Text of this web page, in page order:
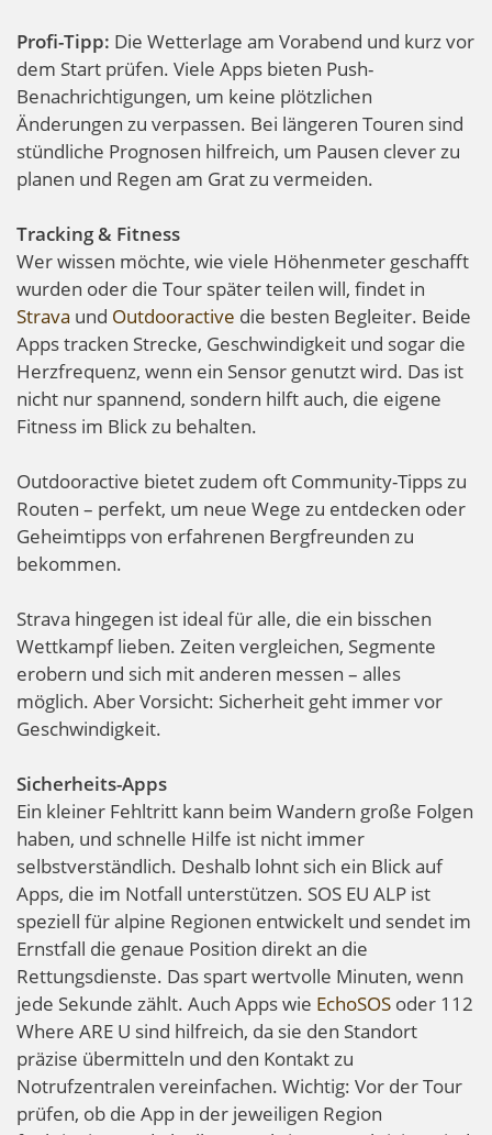
Profi-Tipp: Die Wetterlage am Vorabend und kurz vor
dem Start prüfen. Viele Apps bieten Push-
Benachrichtigungen, um keine plötzlichen
Änderungen zu verpassen. Bei längeren Touren sind
stündliche Prognosen hilfreich, um Pausen clever zu
planen und Regen am Grat zu vermeiden.
Tracking & Fitness
Wer wissen möchte, wie viele Höhenmeter geschafft
wurden oder die Tour später teilen will, findet in
Strava und Outdooractive die besten Begleiter. Beide
Apps tracken Strecke, Geschwindigkeit und sogar die
Herzfrequenz, wenn ein Sensor genutzt wird. Das ist
nicht nur spannend, sondern hilft auch, die eigene
Fitness im Blick zu behalten.
Outdooractive bietet zudem oft Community-Tipps zu
Routen – perfekt, um neue Wege zu entdecken oder
Geheimtipps von erfahrenen Bergfreunden zu
bekommen.
Strava hingegen ist ideal für alle, die ein bisschen
Wettkampf lieben. Zeiten vergleichen, Segmente
erobern und sich mit anderen messen – alles
möglich. Aber Vorsicht: Sicherheit geht immer vor
Geschwindigkeit.
Sicherheits-Apps
Ein kleiner Fehltritt kann beim Wandern große Folgen
haben, und schnelle Hilfe ist nicht immer
selbstverständlich. Deshalb lohnt sich ein Blick auf
Apps, die im Notfall unterstützen. SOS EU ALP ist
speziell für alpine Regionen entwickelt und sendet im
Ernstfall die genaue Position direkt an die
Rettungsdienste. Das spart wertvolle Minuten, wenn
jede Sekunde zählt. Auch Apps wie EchoSOS oder 112
Where ARE U sind hilfreich, da sie den Standort
präzise übermitteln und den Kontakt zu
Notrufzentralen vereinfachen. Wichtig: Vor der Tour
prüfen, ob die App in der jeweiligen Region